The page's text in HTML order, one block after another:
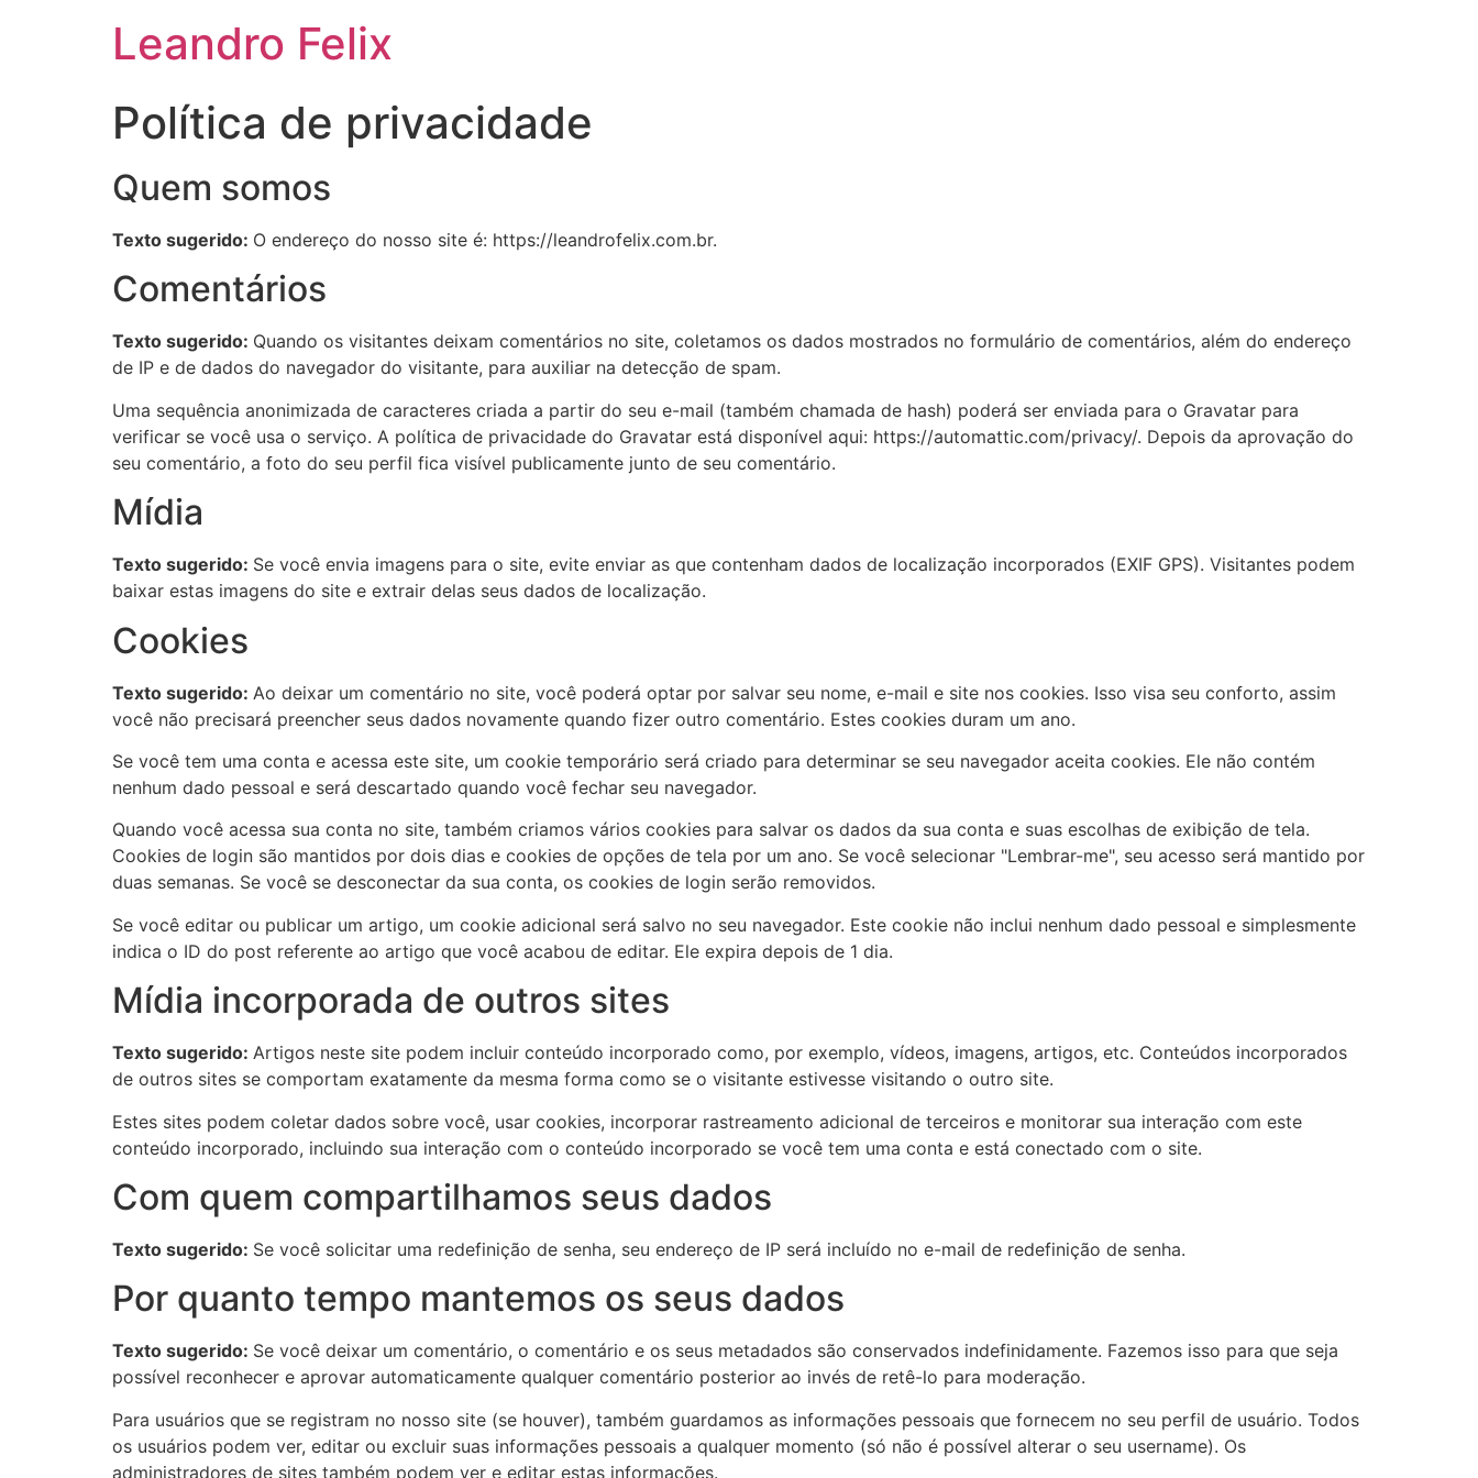
Leandro Felix
Política de privacidade
Quem somos
Texto sugerido: O endereço do nosso site é: https://leandrofelix.com.br.
Comentários
Texto sugerido: Quando os visitantes deixam comentários no site, coletamos os dados mostrados no formulário de comentários, além do endereço
de IP e de dados do navegador do visitante, para auxiliar na detecção de spam.
Uma sequência anonimizada de caracteres criada a partir do seu e-mail (também chamada de hash) poderá ser enviada para o Gravatar para
verificar se você usa o serviço. A política de privacidade do Gravatar está disponível aqui: https://automattic.com/privacy/. Depois da aprovação do
seu comentário, a foto do seu perfil fica visível publicamente junto de seu comentário.
Mídia
Texto sugerido: Se você envia imagens para o site, evite enviar as que contenham dados de localização incorporados (EXIF GPS). Visitantes podem
baixar estas imagens do site e extrair delas seus dados de localização.
Cookies
Texto sugerido: Ao deixar um comentário no site, você poderá optar por salvar seu nome, e-mail e site nos cookies. Isso visa seu conforto, assim
você não precisará preencher seus dados novamente quando fizer outro comentário. Estes cookies duram um ano.
Se você tem uma conta e acessa este site, um cookie temporário será criado para determinar se seu navegador aceita cookies. Ele não contém
nenhum dado pessoal e será descartado quando você fechar seu navegador.
Quando você acessa sua conta no site, também criamos vários cookies para salvar os dados da sua conta e suas escolhas de exibição de tela.
Cookies de login são mantidos por dois dias e cookies de opções de tela por um ano. Se você selecionar "Lembrar-me", seu acesso será mantido por
duas semanas. Se você se desconectar da sua conta, os cookies de login serão removidos.
Se você editar ou publicar um artigo, um cookie adicional será salvo no seu navegador. Este cookie não inclui nenhum dado pessoal e simplesmente
indica o ID do post referente ao artigo que você acabou de editar. Ele expira depois de 1 dia.
Mídia incorporada de outros sites
Texto sugerido: Artigos neste site podem incluir conteúdo incorporado como, por exemplo, vídeos, imagens, artigos, etc. Conteúdos incorporados
de outros sites se comportam exatamente da mesma forma como se o visitante estivesse visitando o outro site.
Estes sites podem coletar dados sobre você, usar cookies, incorporar rastreamento adicional de terceiros e monitorar sua interação com este
conteúdo incorporado, incluindo sua interação com o conteúdo incorporado se você tem uma conta e está conectado com o site.
Com quem compartilhamos seus dados
Texto sugerido: Se você solicitar uma redefinição de senha, seu endereço de IP será incluído no e-mail de redefinição de senha.
Por quanto tempo mantemos os seus dados
Texto sugerido: Se você deixar um comentário, o comentário e os seus metadados são conservados indefinidamente. Fazemos isso para que seja
possível reconhecer e aprovar automaticamente qualquer comentário posterior ao invés de retê-lo para moderação.
Para usuários que se registram no nosso site (se houver), também guardamos as informações pessoais que fornecem no seu perfil de usuário. Todos
os usuários podem ver, editar ou excluir suas informações pessoais a qualquer momento (só não é possível alterar o seu username). Os
administradores de sites também podem ver e editar estas informações.